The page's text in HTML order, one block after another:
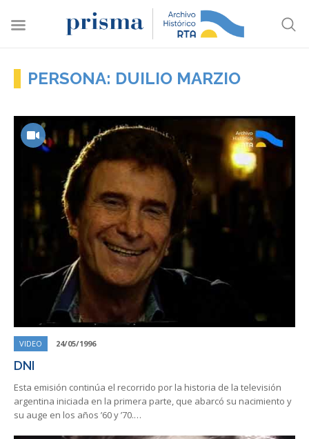
PERSONA: DUILIO MARZIO
VIDEO 24/05/1996
DNI
Esta emisión continúa el recorrido por la historia de la televisión
argentina iniciada en la primera parte, que abarcó su nacimiento y
su auge en los años ’60 y ’70.…